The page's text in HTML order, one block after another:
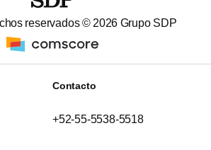
reservados © 2026 Grupo SDP
Contacto
+52-55-5538-5518